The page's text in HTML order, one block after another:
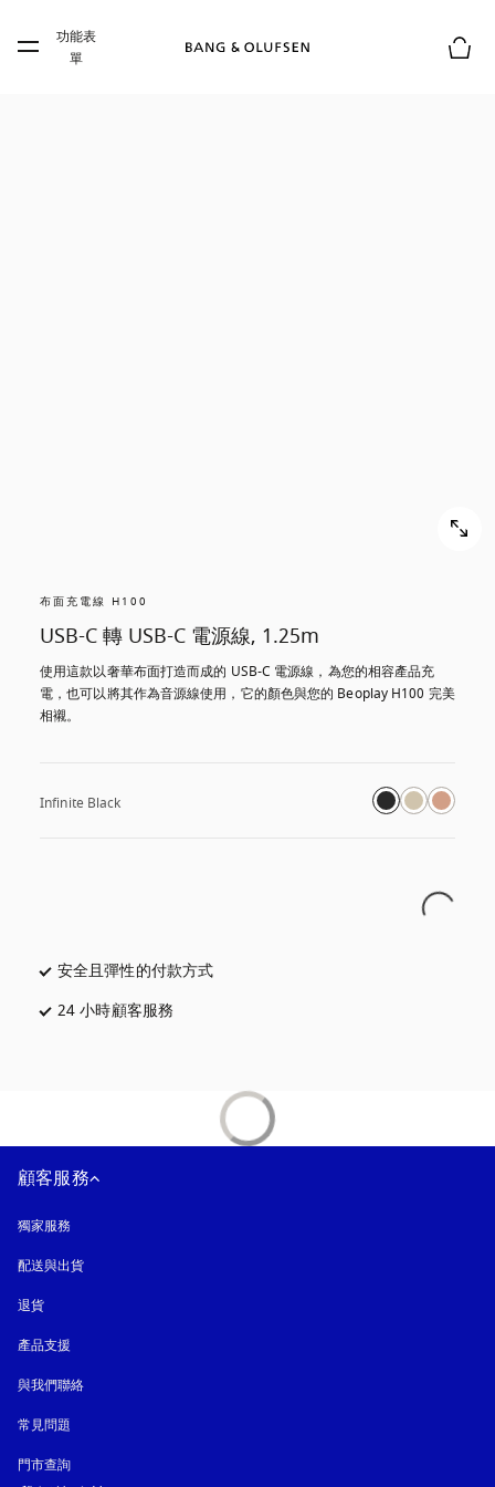
Skip to main footer
功能表
單
布面充電線 H100
USB-C 轉 USB-C 電源線, 1.25m
使用這款以奢華布面打造而成的 USB-C 電源線，為您的相容產品充
電，也可以將其作為音源線使用，它的顏色與您的 Beoplay H100 完美
相襯。
Infinite Black
安全且彈性的付款方式
24 小時顧客服務
顧客服務
獨家服務
配送與出貨
退貨
產品支援
與我們聯絡
常見問題
門市查詢